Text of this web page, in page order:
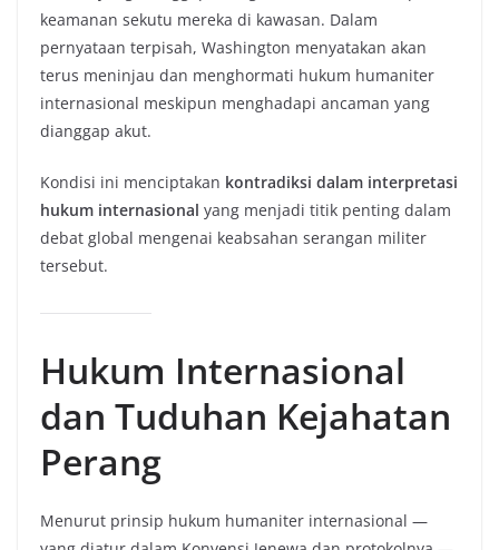
keamanan sekutu mereka di kawasan. Dalam
pernyataan terpisah, Washington menyatakan akan
terus meninjau dan menghormati hukum humaniter
internasional meskipun menghadapi ancaman yang
dianggap akut.
Kondisi ini menciptakan kontradiksi dalam interpretasi
hukum internasional yang menjadi titik penting dalam
debat global mengenai keabsahan serangan militer
tersebut.
Hukum Internasional
dan Tuduhan Kejahatan
Perang
Menurut prinsip hukum humaniter internasional —